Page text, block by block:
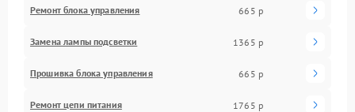
Ремонт блока управления 665 р
Замена лампы подсветки 1365 р
Прошивка блока управления 665 р
Ремонт цепи питания 1765 р